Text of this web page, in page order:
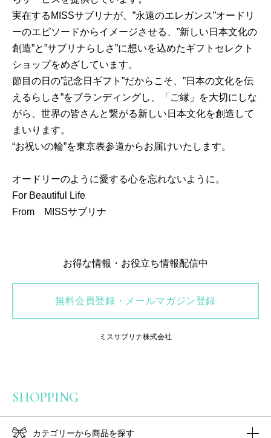
実在するMISSサブリナが、”永遠のエレガンス”オードリ
ーのエピソードからイメージさせる、”新しい日本文化の
創造”と”サブリナらしさ”に想いを込めたギフトセレクト
ショップをめざしています。
節目の日の”記念日ギフト”だからこそ、”日本の文化を伝
えるらしさ”をブランディングし、「ご縁」を大切にしな
がら、世界の皆さんと繋がる新しい日本文化を創造して
まいります。
“お祝いの輪”を東京表参道からお届けいたします。
オードリーのように愛する心を忘れないように。
For Beautiful Life
From MISSサブリナ
お得な情報・お役立ち情報配信中
無料会員登録・メールマガジン登録
ミスサブリナ株式会社
SHOPPING
カテゴリーから商品を探す